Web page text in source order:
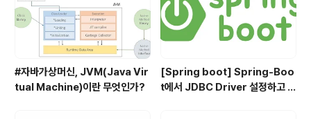
#자바가상머신, JVM(Java Vir
tual Machine)이란 무엇인가?
[Spring boot] Spring-Boo
t에서 JDBC Driver 설정하고 사